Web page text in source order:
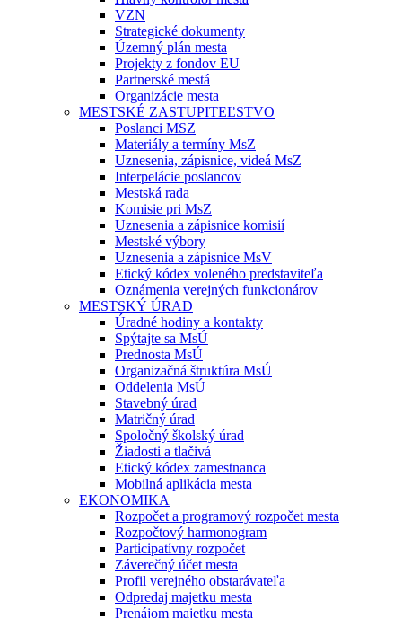
VZN
Strategické dokumenty
Územný plán mesta
Projekty z fondov EU
Partnerské mestá
Organizácie mesta
MESTSKÉ ZASTUPITEĽSTVO
Poslanci MSZ
Materiály a termíny MsZ
Uznesenia, zápisnice, videá MsZ
Interpelácie poslancov
Mestská rada
Komisie pri MsZ
Uznesenia a zápisnice komisií
Mestské výbory
Uznesenia a zápisnice MsV
Etický kódex voleného predstaviteľa
Oznámenia verejných funkcionárov
MESTSKÝ ÚRAD
Úradné hodiny a kontakty
Spýtajte sa MsÚ
Prednosta MsÚ
Organizačná štruktúra MsÚ
Oddelenia MsÚ
Stavebný úrad
Matričný úrad
Spoločný školský úrad
Žiadosti a tlačivá
Etický kódex zamestnanca
Mobilná aplikácia mesta
EKONOMIKA
Rozpočet a programový rozpočet mesta
Rozpočtový harmonogram
Participatívny rozpočet
Záverečný účet mesta
Profil verejného obstarávateľa
Odpredaj majetku mesta
Prenájom majetku mesta